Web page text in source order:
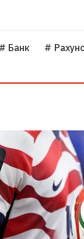
# Банк
#